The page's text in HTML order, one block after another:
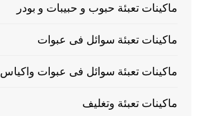
ماكينات تعبئة حبوب و حبيبات و بودر
ماكينات تعبئة سوائل فى عبوات
ماكينات تعبئة سوائل فى عبوات واكياس
ماكينات تعبئة وتغليف